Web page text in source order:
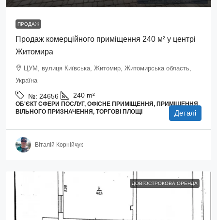
ПРОДАЖ
Продаж комерційного приміщення 240 м² у центрі
Житомира
ЦУМ, вулиця Київська, Житомир, Житомирська область,
Україна
№: 24656 240 m²
ОБ'ЄКТ СФЕРИ ПОСЛУГ, ОФІСНЕ ПРИМІЩЕННЯ, ПРИМІЩЕННЯ
ВІЛЬНОГО ПРИЗНАЧЕННЯ, ТОРГОВІ ПЛОЩІ
Деталі
Віталій Корнійчук
ДОВГОСТРОКОВА ОРЕНДА